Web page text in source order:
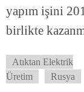
yapım işini
birlikte
Atıktan Elektrik
Üretim
Rusya